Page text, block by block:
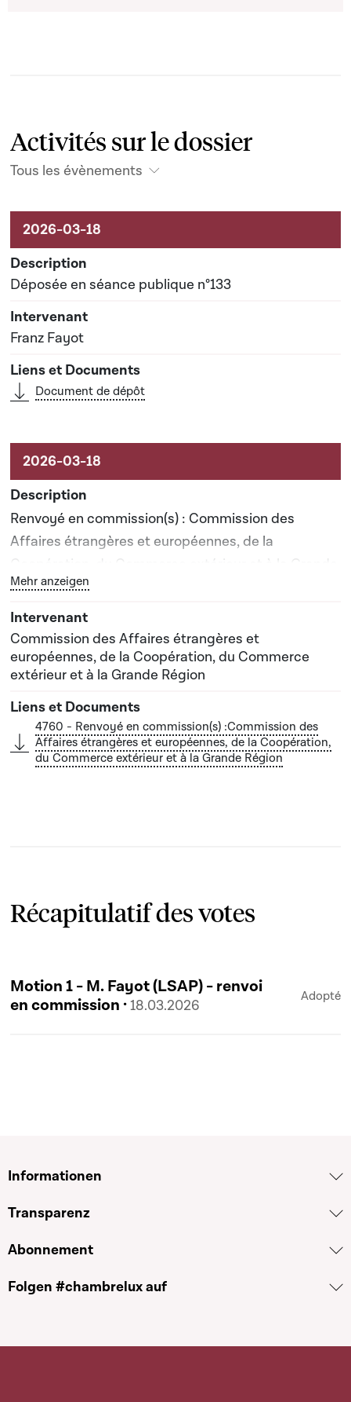
Activités sur le dossier
Tous les évènements
Activités sur le dossier
Déposée en séance publique n°133
Franz Fayot
Document de dépôt
Renvoyé en commission(s) : Commission des
Affaires étrangères et européennes, de la
Coopération, du Commerce extérieur et à la Grande
RégionBouton graphique servant à afficher ou cacher tous
Mehr anzeigen
Commission des Affaires étrangères et
européennes, de la Coopération, du Commerce
extérieur et à la Grande Région
4760 - Renvoyé en commission(s) :Commission des
Affaires étrangères et européennes, de la Coopération,
du Commerce extérieur et à la Grande Région
Récapitulatif des votes
Motion 1 - M. Fayot (LSAP) - renvoi
en commission ·18.03.2026
Adopté
Informationen
Transparenz
Abonnement
Folgen #chambrelux auf